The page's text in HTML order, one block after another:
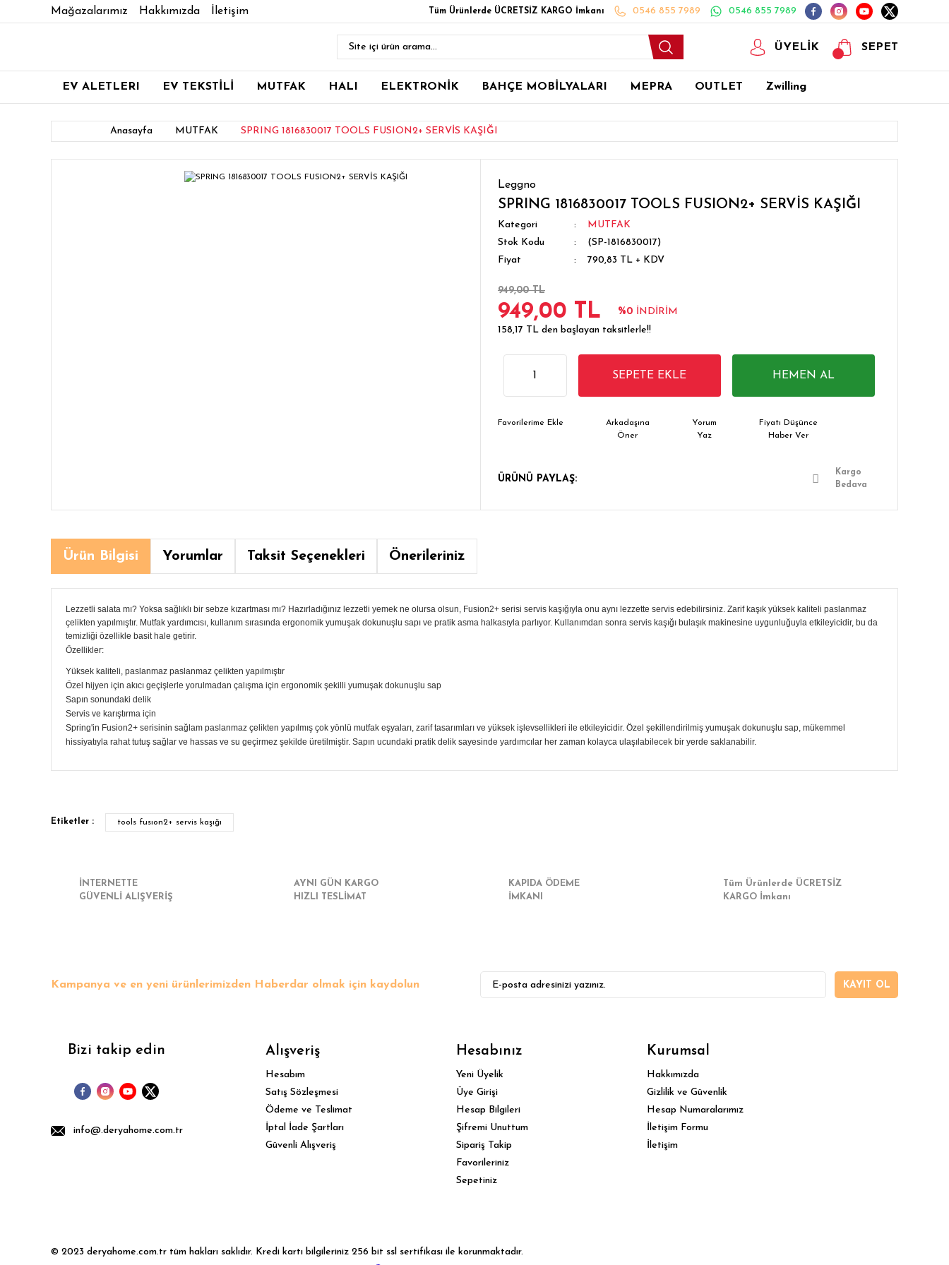
Mağazalarımız Hakkımızda İletişim Tüm Ürünlerde ÜCRETSİZ KARGO İmkanı 0546 855 7989 0546 855 7989
ÜYELİK SEPET
EV ALETLERI EV TEKSTİLİ MUTFAK HALI ELEKTRONİK BAHÇE MOBİLYALARI MEPRA OUTLET Zwilling
Anasayfa MUTFAK SPRING 1816830017 TOOLS FUSION2+ SERVİS KAŞIĞI
Leggno
SPRING 1816830017 TOOLS FUSION2+ SERVİS KAŞIĞI
Kategori
MUTFAK
Stok Kodu
(SP-1816830017)
Fiyat
790,83 TL + KDV
949,00 TL
949,00 TL %0 İNDİRİM
158,17 TL den başlayan taksitlerle!!
SEPETE EKLE HEMEN AL
Arkadaşına
Öner
Yorum
Yaz
Fiyatı Düşünce
Haber Ver
ÜRÜNÜ PAYLAŞ:
Kargo
Bedava
Ürün Bilgisi Yorumlar Taksit Seçenekleri Önerileriniz
Lezzetli salata mı? Yoksa sağlıklı bir sebze kızartması mı? Hazırladığınız lezzetli yemek ne olursa olsun, Fusion2+ serisi servis kaşığıyla onu aynı lezzette servis edebilirsiniz. Zarif kaşık yüksek kaliteli paslanmaz
çelikten yapılmıştır. Mutfak yardımcısı, kullanım sırasında ergonomik yumuşak dokunuşlu sapı ve pratik asma halkasıyla parlıyor. Kullanımdan sonra servis kaşığı bulaşık makinesine uygunluğuyla etkileyicidir, bu da
temizliği özellikle basit hale getirir.
Özellikler:
Yüksek kaliteli, paslanmaz paslanmaz çelikten yapılmıştır
Özel hijyen için akıcı geçişlerle yorulmadan çalışma için ergonomik şekilli yumuşak dokunuşlu sap
Sapın sonundaki delik
Servis ve karıştırma için
Spring'in Fusion2+ serisinin sağlam paslanmaz çelikten yapılmış çok yönlü mutfak eşyaları, zarif tasarımları ve yüksek işlevsellikleri ile etkileyicidir. Özel şekillendirilmiş yumuşak dokunuşlu sap, mükemmel
hissiyatıyla rahat tutuş sağlar ve hassas ve su geçirmez şekilde üretilmiştir. Sapın ucundaki pratik delik sayesinde yardımcılar her zaman kolayca ulaşılabilecek bir yerde saklanabilir.
Ürün bilgilerinde hatalar bulunuyor.
Ürün fiyatı diğer sitelerden daha pahalı.
Etiketler : tools fusıon2+ servis kaşığı
İNTERNETTE
GÜVENLİ ALIŞVERİŞ
AYNI GÜN KARGO
HIZLI TESLİMAT
KAPIDA ÖDEME
İMKANI
Tüm Ürünlerde ÜCRETSİZ
KARGO İmkanı
Kampanya ve en yeni ürünlerimizden Haberdar olmak için kaydolun KAYIT OL
Bizi takip edin
info@.deryahome.com.tr
Alışveriş
Hesabım
Satış Sözleşmesi
Ödeme ve Teslimat
İptal İade Şartları
Güvenli Alışveriş
Hesabınız
Yeni Üyelik
Üye Girişi
Hesap Bilgileri
Şifremi Unuttum
Sipariş Takip
Favorileriniz
Sepetiniz
Kurumsal
Hakkımızda
Gizlilik ve Güvenlik
Hesap Numaralarımız
İletişim Formu
İletişim
© 2023 deryahome.com.tr tüm hakları saklıdır. Kredi kartı bilgileriniz 256 bit ssl sertifikası ile korunmaktadır.